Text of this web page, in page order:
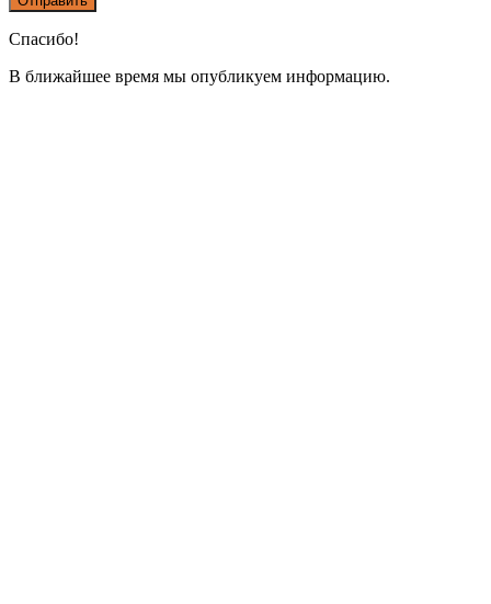
Спасибо!
В ближайшее время мы опубликуем информацию.